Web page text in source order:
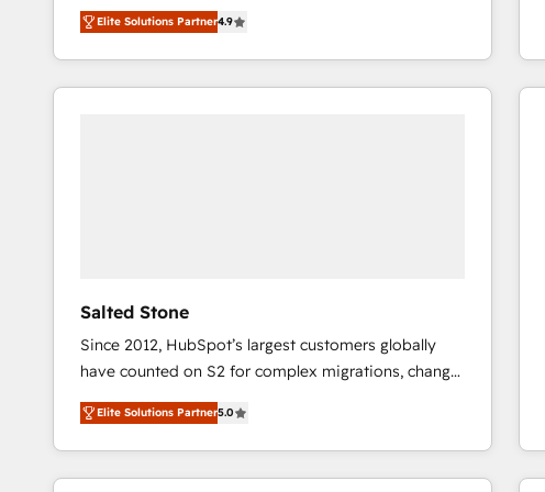
North America. Avec plus de 115 experts en
marketing automation, Growth, Revops, CRM et
webdesign. Markentive is both a consulting firm, a
digital agency and an integrator. With over 115
Elite Solutions Partner4.9
Salted Stone
Since 2012, HubSpot’s largest customers globally
have counted on S2 for complex migrations, change
management, systems integration, and creative
solutions that deliver measurable impact and
transform brand experiences As one of the few full-
service creative agencies in the HubSpot
Elite Solutions Partner5.0